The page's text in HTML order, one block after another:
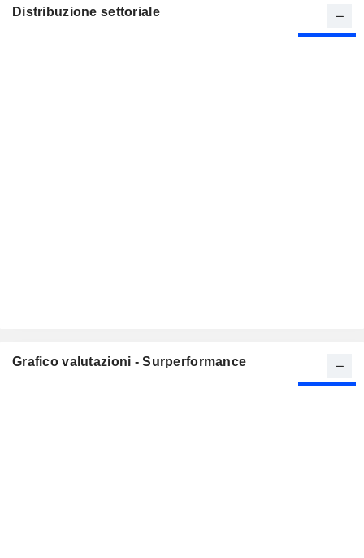
Distribuzione settoriale
Grafico valutazioni - Surperformance